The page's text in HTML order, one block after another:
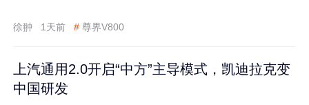
徐翀 1天前 # 尊界V800
上汽通用2.0开启“中方”主导模式，凯迪拉克变
中国研发